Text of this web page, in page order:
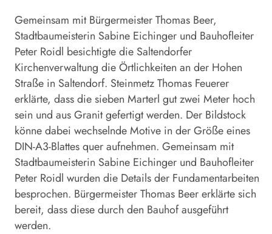
Gemeinsam mit Bürgermeister Thomas Beer,
Stadtbaumeisterin Sabine Eichinger und Bauhofleiter
Peter Roidl besichtigte die Saltendorfer
Kirchenverwaltung die Örtlichkeiten an der Hohen
Straße in Saltendorf. Steinmetz Thomas Feuerer
erklärte, dass die sieben Marterl gut zwei Meter hoch
sein und aus Granit gefertigt werden. Der Bildstock
könne dabei wechselnde Motive in der Größe eines
DIN-A3-Blattes quer aufnehmen. Gemeinsam mit
Stadtbaumeisterin Sabine Eichinger und Bauhofleiter
Peter Roidl wurden die Details der Fundamentarbeiten
besprochen. Bürgermeister Thomas Beer erklärte sich
bereit, dass diese durch den Bauhof ausgeführt
werden.